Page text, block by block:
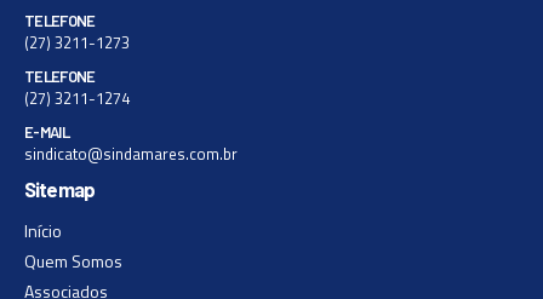
TELEFONE
(27) 3211-1273
TELEFONE
(27) 3211-1274
E-MAIL
sindicato@sindamares.com.br
Sitemap
Início
Quem Somos
Associados